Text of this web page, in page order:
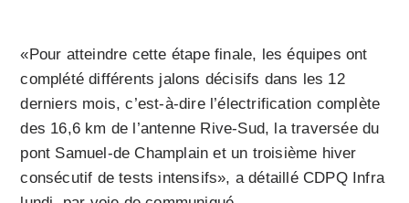
«Pour atteindre cette étape finale, les équipes ont
complété différents jalons décisifs dans les 12
derniers mois, c’est-à-dire l’électrification complète
des 16,6 km de l’antenne Rive-Sud, la traversée du
pont Samuel-de Champlain et un troisième hiver
consécutif de tests intensifs», a détaillé CDPQ Infra